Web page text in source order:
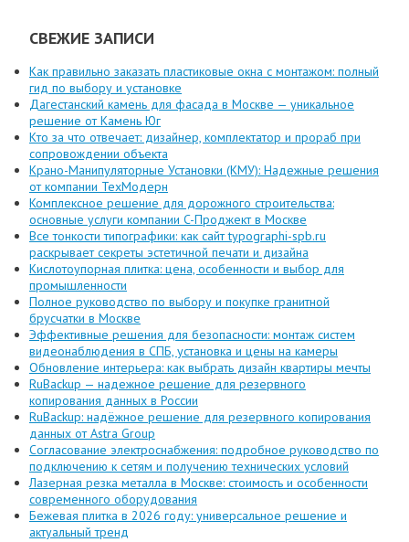
СВЕЖИЕ ЗАПИСИ
Как правильно заказать пластиковые окна с монтажом: полный
гид по выбору и установке
Дагестанский камень для фасада в Москве — уникальное
решение от Камень Юг
Кто за что отвечает: дизайнер, комплектатор и прораб при
сопровождении объекта
Крано-Манипуляторные Установки (КМУ): Надежные решения
от компании ТехМодерн
Комплексное решение для дорожного строительства:
основные услуги компании C-Проджект в Москве
Все тонкости типографики: как сайт typographi-spb.ru
раскрывает секреты эстетичной печати и дизайна
Кислотоупорная плитка: цена, особенности и выбор для
промышленности
Полное руководство по выбору и покупке гранитной
брусчатки в Москве
Эффективные решения для безопасности: монтаж систем
видеонаблюдения в СПБ, установка и цены на камеры
Обновление интерьера: как выбрать дизайн квартиры мечты
RuBackup — надежное решение для резервного
копирования данных в России
RuBackup: надёжное решение для резервного копирования
данных от Astra Group
Согласование электроснабжения: подробное руководство по
подключению к сетям и получению технических условий
Лазерная резка металла в Москве: стоимость и особенности
современного оборудования
Бежевая плитка в 2026 году: универсальное решение и
актуальный тренд